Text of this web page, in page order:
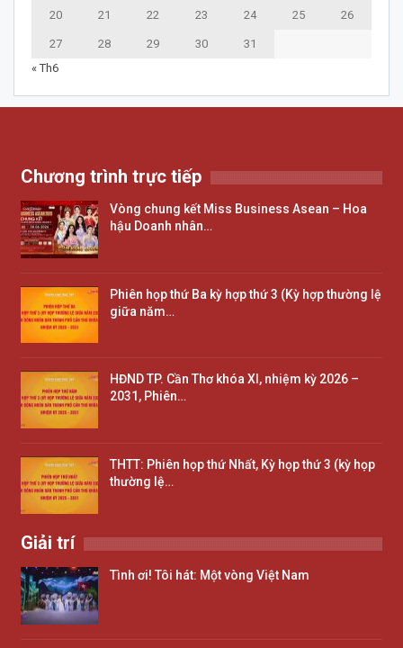
20 21 22 23 24 25 26
27 28 29 30
31
« Th6
Chương trình trực tiếp
Vòng chung kết Miss Business Asean – Hoa
hậu Doanh nhân…
Phiên họp thứ Ba kỳ hợp thứ 3 (Kỳ hợp thường lệ
giữa năm…
HĐND TP. Cần Thơ khóa XI, nhiệm kỳ 2026 –
2031, Phiên…
THTT: Phiên họp thứ Nhất, Kỳ họp thứ 3 (kỳ họp
thường lệ…
Giải trí
Tình ơi! Tôi hát: Một vòng Việt Nam